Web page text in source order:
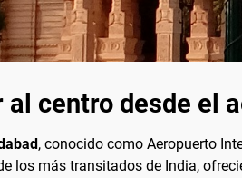
al centro desde el
, conocido como Aeropuerto
los más transitados de India,